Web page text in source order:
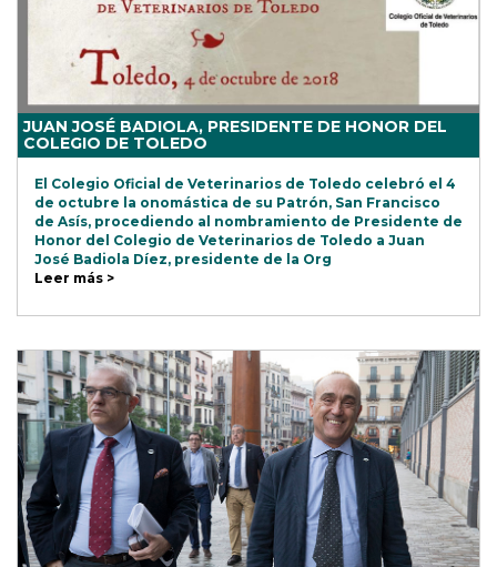
JUAN JOSÉ BADIOLA, PRESIDENTE DE HONOR DEL
COLEGIO DE TOLEDO
El Colegio Oficial de Veterinarios de Toledo celebró el 4
de octubre la onomástica de su Patrón, San Francisco
de Asís, procediendo al nombramiento de Presidente de
Honor del Colegio de Veterinarios de Toledo a Juan
José Badiola Díez, presidente de la Org
Leer más >